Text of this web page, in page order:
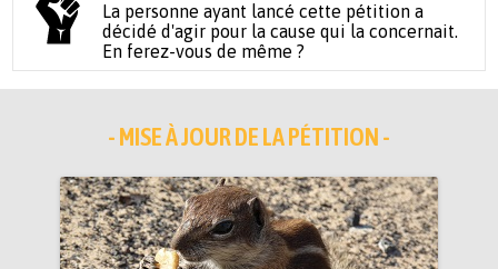
La personne ayant lancé cette pétition a
décidé d'agir pour la cause qui la concernait.
En ferez-vous de même ?
- MISE À JOUR DE LA PÉTITION -